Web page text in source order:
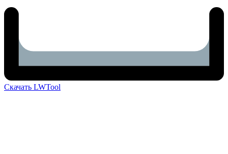
Скачать LWTool